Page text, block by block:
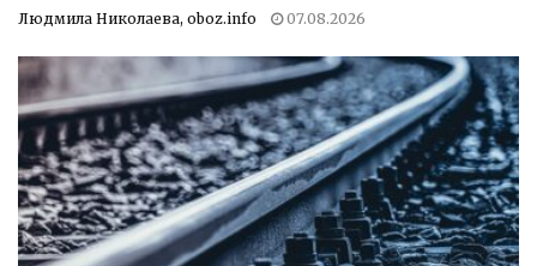
Людмила Николаева, oboz.info 07.08.2026